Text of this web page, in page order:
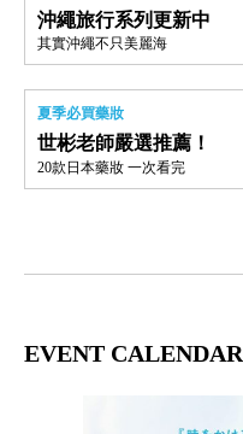
沖繩旅行系列更新中
其實沖繩不只美麗海
夏季必買藥妝
世彬老師嚴選推薦！
20款日本藥妝 一次看完
EVENT CALENDAR